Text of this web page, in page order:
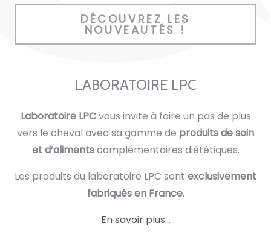
DÉCOUVREZ LES
NOUVEAUTÉS !
LABORATOIRE LPC
Laboratoire LPCvous invite à faire un pas de plus
vers le cheval avec sa gamme de produits de soin
et d’alimentscomplémentaires diététiques.
Les produits du laboratoire LPC sont exclusivement
fabriqués en France.
En savoir plus…